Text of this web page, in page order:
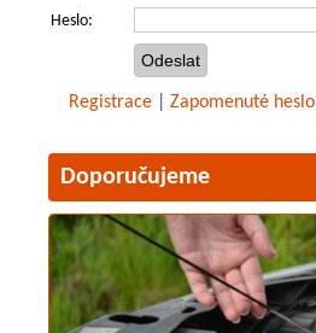
Heslo:
Registrace Zapomenuté heslo
Doporučujeme